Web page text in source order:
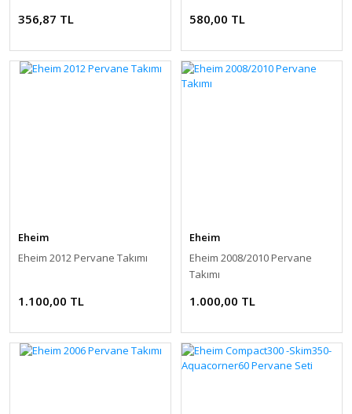
356,87 TL 580,00 TL
Eheim
Eheim 2012 Pervane Takımı
1.100,00 TL
Eheim
Eheim 2008/2010 Pervane
Takımı
1.000,00 TL